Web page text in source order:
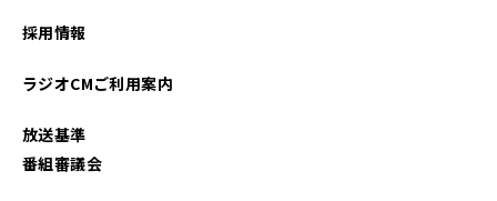
採用情報
ラジオCMご利用案内
放送基準
番組審議会